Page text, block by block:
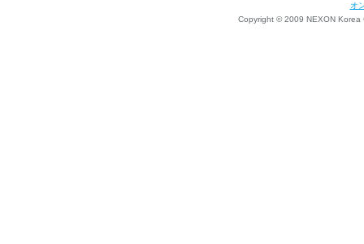
オ
Copyright © 2009 NEXON Korea